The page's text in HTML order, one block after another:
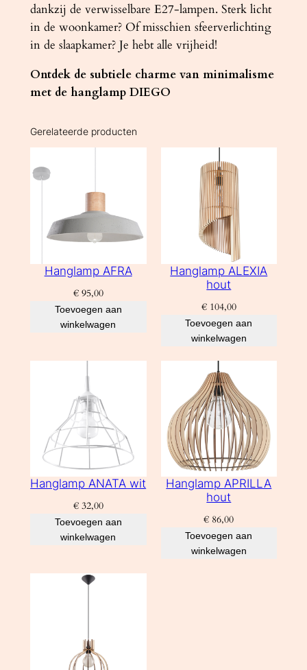
dankzij de verwisselbare E27-lampen. Sterk licht
in de woonkamer? Of misschien sfeerverlichting
in de slaapkamer? Je hebt alle vrijheid!
Ontdek de subtiele charme van minimalisme
met de hanglamp DIEGO
Gerelateerde producten
Hanglamp AFRA
€95,00
Toevoegen aan
winkelwagen
Hanglamp ALEXIA
hout
€104,00
Toevoegen aan
winkelwagen
Hanglamp ANATA wit
€32,00
Toevoegen aan
winkelwagen
Hanglamp APRILLA
hout
€ 86,00
Toevoegen aan
winkelwagen